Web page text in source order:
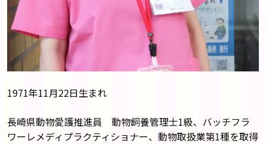
1971年11月22日生まれ
長崎県動物愛護推進員 動物飼養管理士1級、バッチフラ
ワーレメディプラクティショナー、動物取扱業第1種を取得